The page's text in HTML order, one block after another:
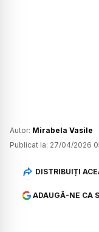
Autor: Mirabela Vasile
Publicat la: 27/04/2026
DISTRIBUIȚI
ADAUGĂ-NE CA